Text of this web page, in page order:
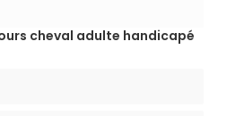
cheval adulte handicapé